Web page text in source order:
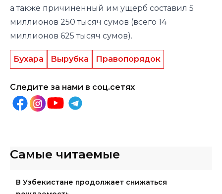
а также причиненный им ущерб составил 5
миллионов 250 тысяч сумов (всего 14
миллионов 625 тысяч сумов).
Бухара Вырубка Правопорядок
Следите за нами в соц.сетях
Самые читаемые
В Узбекистане продолжает снижаться